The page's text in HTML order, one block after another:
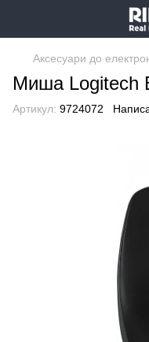
Аксесуари до
Миша Logitech
Артикул: 9724072